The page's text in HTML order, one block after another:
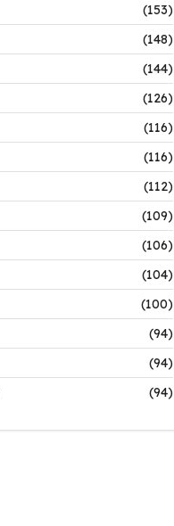
(153)
(148)
(144)
(126)
(116)
(116)
(112)
(109)
(106)
(104)
(100)
(94)
(94)
(94)